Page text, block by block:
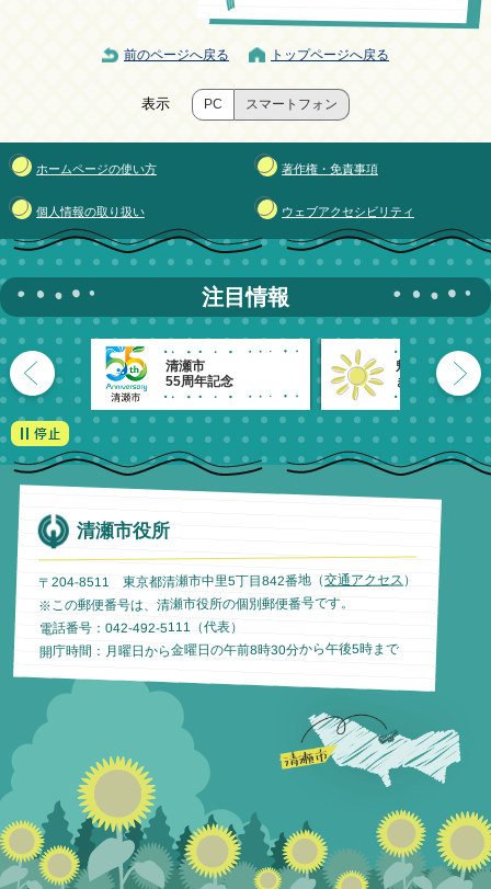
前のページへ戻る トップページへ戻る
表示 PC スマートフォン
ホームページの使い方 著作権・免責事項
個人情報の取り扱い ウェブアクセシビリティ
注目情報
清瀬市
55周年記念
魅力発信！
きよせのーと。
清瀬市役所
〒204-8511 東京都清瀬市中里5丁目842番地（交通アクセス ）
※この郵便番号は、清瀬市役所の個別郵便番号です。
電話番号：042-492-5111（代表）
開庁時間：月曜日から金曜日の午前8時30分から午後5時まで